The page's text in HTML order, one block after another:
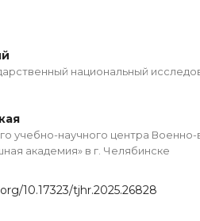
национальный
учебно-научного центра Военно-
академия» в г. Челябинске
10.17323/tjhr.2025.26828